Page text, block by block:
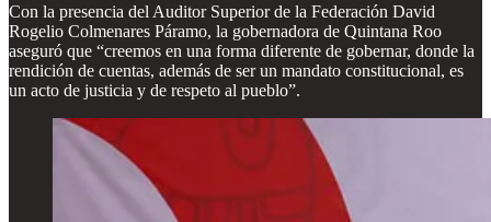
Con la presencia del Auditor Superior de la Federación David
Rogelio Colmenares Páramo, la gobernadora de Quintana Roo
aseguró que “creemos en una forma diferente de gobernar, donde la
rendición de cuentas, además de ser un mandato constitucional, es
un acto de justicia y de respeto al pueblo”.